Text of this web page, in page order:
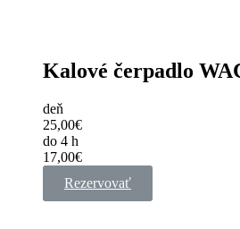
Kalové čerpadlo
deň
25,00€
do 4 h
17,00€
Rezervovať